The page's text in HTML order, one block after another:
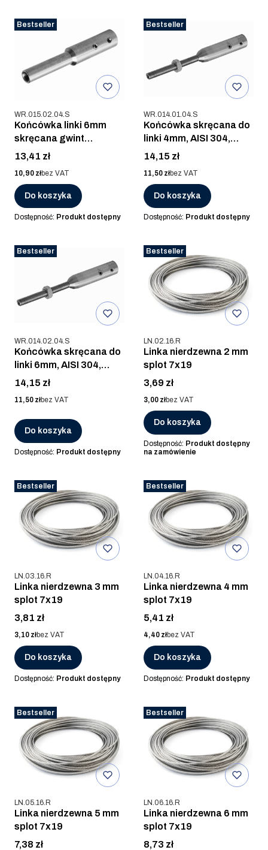
Bestseller
Kod produktu
WR.015.02.04.S
Końcówka linki 6mm
skręcana gwint
wewnętrzny prawy M8,
AISI 304, SZLIF
Cena
13,41 zł
Cena
10,90 złbez VAT
Do koszyka
Dostępność: Produkt dostępny
Bestseller
Kod produktu
WR.014.01.04.S
Końcówka skręcana do
linki 4mm, AISI 304,
SZLIF
Cena
14,15 zł
Cena
11,50 złbez VAT
Do koszyka
Dostępność: Produkt dostępny
Bestseller
Kod produktu
WR.014.02.04.S
Końcówka skręcana do
linki 6mm, AISI 304,
SZLIF
Cena
14,15 zł
Cena
11,50 złbez VAT
Do koszyka
Dostępność: Produkt dostępny
Bestseller
Kod produktu
LN.02.16.R
Linka nierdzewna 2 mm
splot 7x19
Cena
3,69 zł
Cena
3,00 złbez VAT
Do koszyka
Dostępność: Produkt dostępny
na zamówienie
Bestseller
Kod produktu
LN.03.16.R
Linka nierdzewna 3 mm
splot 7x19
Cena
3,81 zł
Cena
3,10 złbez VAT
Do koszyka
Dostępność: Produkt dostępny
Bestseller
Kod produktu
LN.04.16.R
Linka nierdzewna 4 mm
splot 7x19
Cena
5,41 zł
Cena
4,40 złbez VAT
Do koszyka
Dostępność: Produkt dostępny
Bestseller
Kod produktu
LN.05.16.R
Linka nierdzewna 5 mm
splot 7x19
Cena
7,38 zł
Bestseller
Kod produktu
LN.06.16.R
Linka nierdzewna 6 mm
splot 7x19
Cena
8,73 zł